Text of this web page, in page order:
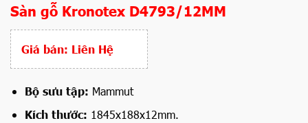
Sàn gỗ Kronotex D4793/12MM
Giá bán: Liên Hệ
Bộ sưu tập: Mammut
Kích thước: 1845x188x12mm.